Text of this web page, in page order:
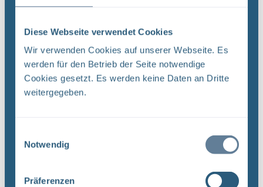
Diese Webseite verwendet Cookies
Wir verwenden Cookies auf unserer Webseite. Es
werden für den Betrieb der Seite notwendige
Cookies gesetzt. Es werden keine Daten an Dritte
weitergegeben.
Notwendig
Präferenzen
Sortieren nach
Neugier, Skepsis, Verständnis und viele Fragen
Unterlagenbehörde und dem Bundesamt für
Strahlenschutz (BfS) hat die Bundesgesellschaft